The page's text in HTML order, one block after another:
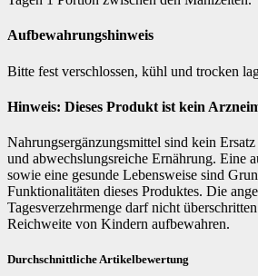
Aufbewahrungshinweis
Bitte fest verschlossen, kühl und trocken
Hinweis: Dieses Produkt ist kein
Nahrungsergänzungsmittel sind kein
und abwechslungsreiche Ernährung. Eine
sowie eine gesunde Lebensweise sind
Funktionalitäten dieses Produktes. Die
Tagesverzehrmenge darf nicht
Reichweite von Kindern aufbewahren.
Durchschnittliche Artikelbewertung